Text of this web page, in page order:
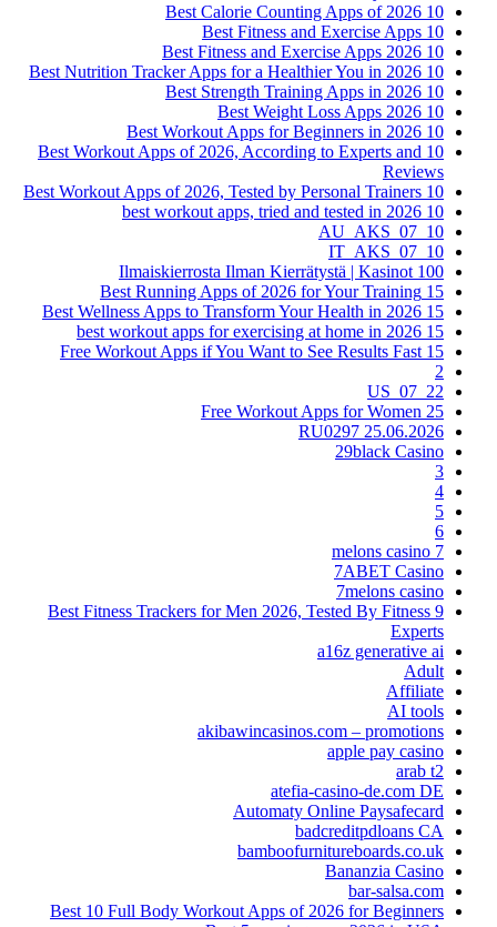
10 Best Calorie Counting Apps of 2026
10 Best Fitness and Exercise Apps
10 Best Fitness and Exercise Apps 2026
10 Best Nutrition Tracker Apps for a Healthier You in 2026
10 Best Strength Training Apps in 2026
10 Best Weight Loss Apps 2026
10 Best Workout Apps for Beginners in 2026
10 Best Workout Apps of 2026, According to Experts and
Reviews
10 Best Workout Apps of 2026, Tested by Personal Trainers
10 best workout apps, tried and tested in 2026
10_07_AU_AKS
10_07_IT_AKS
100 Ilmaiskierrosta Ilman Kierrätystä | Kasinot
15 Best Running Apps of 2026 for Your Training
15 Best Wellness Apps to Transform Your Health in 2026
15 best workout apps for exercising at home in 2026
15 Free Workout Apps if You Want to See Results Fast
2
22_07_US
25 Free Workout Apps for Women
25.06.2026 RU0297
29black Casino
3
4
5
6
7 melons casino
7ABET Casino
7melons casino
9 Best Fitness Trackers for Men 2026, Tested By Fitness
Experts
a16z generative ai
Adult
Affiliate
AI tools
akibawincasinos.com – promotions
apple pay casino
arab t2
atefia-casino-de.com DE
Automaty Online Paysafecard
badcreditpdloans CA
bamboofurnitureboards.co.uk
Bananzia Casino
bar-salsa.com
Best 10 Full Body Workout Apps of 2026 for Beginners